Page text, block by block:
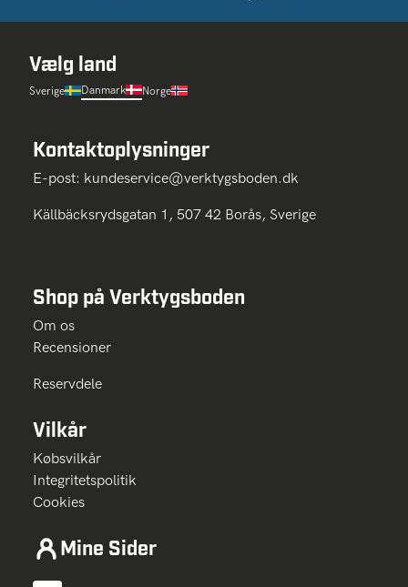
Vælg land
Sverige Danmark Norge
Kontaktoplysninger
E-post: kundeservice@verktygsboden.dk
Källbäcksrydsgatan 1, 507 42 Borås, Sverige
Shop på Verktygsboden
Om os
Recensioner
Reservdele
Vilkår
Købsvilkår
Integritetspolitik
Cookies
Mine Sider